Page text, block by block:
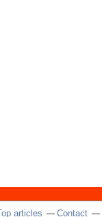
articles Contact